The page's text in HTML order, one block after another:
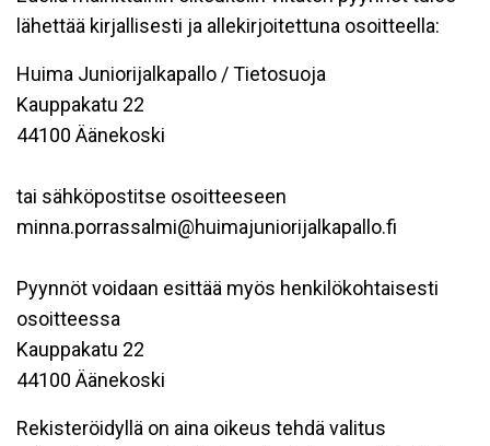
lähettää kirjallisesti ja allekirjoitettuna osoitteella:
Huima Juniorijalkapallo / Tietosuoja
Kauppakatu 22
44100 Äänekoski
tai sähköpostitse osoitteeseen
minna.porrassalmi@huimajuniorijalkapallo.fi
Pyynnöt voidaan esittää myös henkilökohtaisesti
osoitteessa
Kauppakatu 22
44100 Äänekoski
Rekisteröidyllä on aina oikeus tehdä valitus